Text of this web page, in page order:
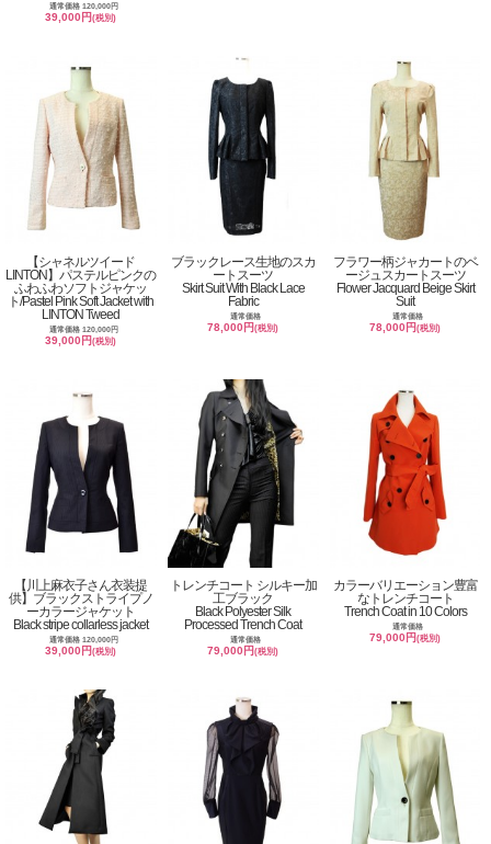
通常価格 120,000円
39,000円(税別)
【シャネルツイード
LINTON】パステルピンクの
ふわふわソフトジャケッ
ト/Pastel Pink Soft Jacket with
LINTON Tweed
通常価格 120,000円
39,000円(税別)
ブラックレース生地のスカ
ートスーツ
Skirt Suit With Black Lace
Fabric
通常価格
78,000円(税別)
フラワー柄ジャカートのベ
ージュスカートスーツ
Flower Jacquard Beige Skirt
Suit
通常価格
78,000円(税別)
【川上麻衣子さん衣装提
供】ブラックストライプノ
ーカラージャケット
Black stripe collarless jacket
通常価格 120,000円
39,000円(税別)
トレンチコート シルキー加
工ブラック
Black Polyester Silk
Processed Trench Coat
通常価格
79,000円(税別)
カラーバリエーション豊富
なトレンチコート
Trench Coat in 10 Colors
通常価格
79,000円(税別)